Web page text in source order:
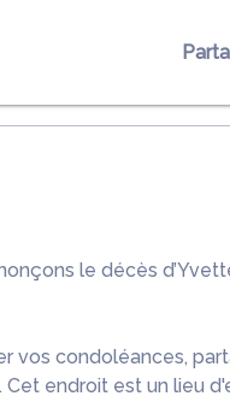
le décès
vos condoléances,
endroit est un lieu